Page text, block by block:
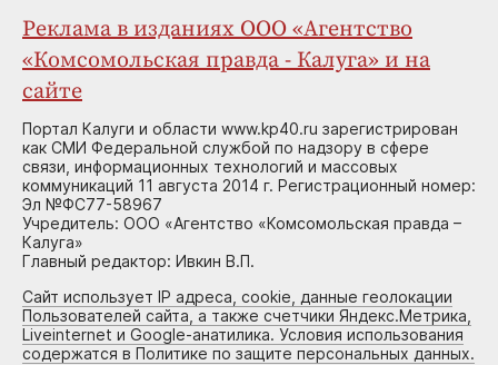
Реклама в изданиях ООО «Агентство
«Комсомольская правда - Калуга» и на
сайте
Портал Калуги и области www.kp40.ru зарегистрирован
как СМИ Федеральной службой по надзору в сфере
связи, информационных технологий и массовых
коммуникаций 11 августа 2014 г. Регистрационный номер:
Эл №ФС77-58967
Учредитель: ООО «Агентство «Комсомольская правда –
Калуга»
Главный редактор: Ивкин В.П.
Сайт использует IP адреса, cookie, данные геолокации
Пользователей сайта, а также счетчики Яндекс.Метрика,
Liveinternet и Google-анатилика. Условия использования
содержатся в Политике по защите персональных данных.